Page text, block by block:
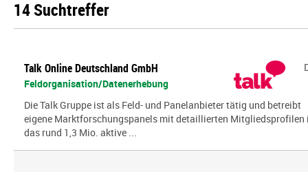
14 Suchtreffer
Talk Online Deutschland GmbH
Feldorganisation/Datenerhebung
Die Talk Gruppe ist als Feld- und Panelanbieter tätig und betreibt
eigene Marktforschungspanels mit detaillierten Mitgliedsprofilen
das rund 1,3 Mio. aktive ...